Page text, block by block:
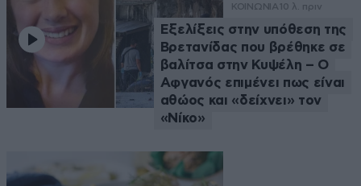
ΚΟΙΝΩΝΙΑ 10 λ. πριν
Εξελίξεις στην υπόθεση της
Βρετανίδας που βρέθηκε σε
βαλίτσα στην Κυψέλη – Ο
Αφγανός επιμένει πως είναι
αθώος και «δείχνει» τον
«Νίκο»